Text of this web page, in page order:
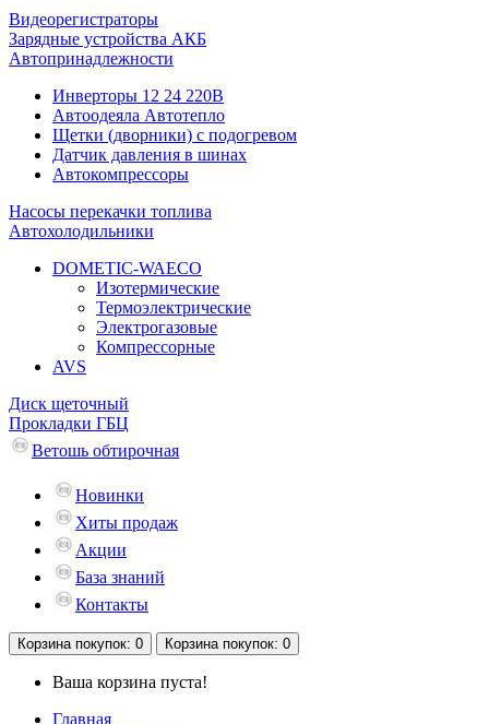
Видеорегистраторы
Зарядные устройства АКБ
Автопринадлежности
Инверторы 12 24 220В
Автоодеяла Автотепло
Щетки (дворники) с подогревом
Датчик давления в шинах
Автокомпрессоры
Насосы перекачки топлива
Автохолодильники
DOMETIC-WAECO
Изотермические
Термоэлектрические
Электрогазовые
Компрессорные
AVS
Диск щеточный
Прокладки ГБЦ
Ветошь обтирочная
Новинки
Хиты продаж
Акции
База знаний
Контакты
Корзина покупок: 0 Корзина покупок: 0
Ваша корзина пуста!
Главная